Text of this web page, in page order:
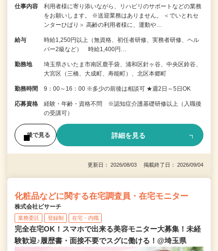
仕事内容
利用者様に寄り添いながら、リハビリのサポートなどの業務
をお願いします。 ※送迎業務はありません。 ＜でいとれセ
ンターひばり＞ 高齢の利用者様に、運動や…
給与
時給1,250円以上（無資格、初任者研修、実務者研修、ヘル
パー2級など） 時給1,400円…
勤務地
埼玉県さいたま市南区鹿手袋、浦和区針ヶ谷、中央区鈴谷、
大宮区（三橋、大成町、寿能町）、北区本郷町
勤務時間 9：00～16：00 ※多少の前後は相談可 ★週2日～5日OK
応募資格
経験・年齢・資格不問 ※認知症介護基礎研修以上（入職後
の受講可）
後で見る 詳細を見る
更新日： 2026/08/03 掲載終了日： 2026/09/04
化粧品などに関する在宅調査員・在宅モニター
株式会社ビサーチ
業務委託 登録制 在宅・内職
完全在宅OK！スマホで出来る美容モニター大募集！未経
験歓迎♪履歴書・面接不要でスグに働ける！@埼玉県